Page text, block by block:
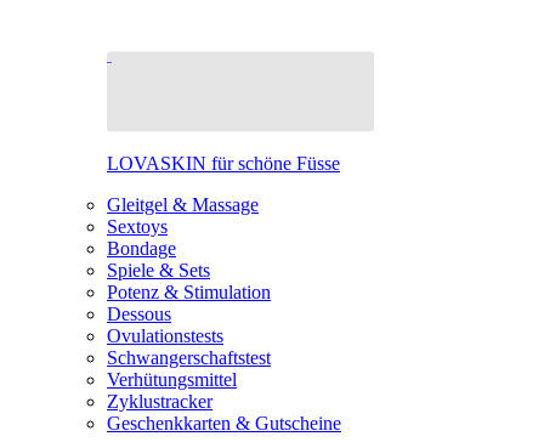
LOVASKIN für schöne Füsse
Gleitgel & Massage
Sextoys
Bondage
Spiele & Sets
Potenz & Stimulation
Dessous
Ovulationstests
Schwangerschaftstest
Verhütungsmittel
Zyklustracker
Geschenkkarten & Gutscheine